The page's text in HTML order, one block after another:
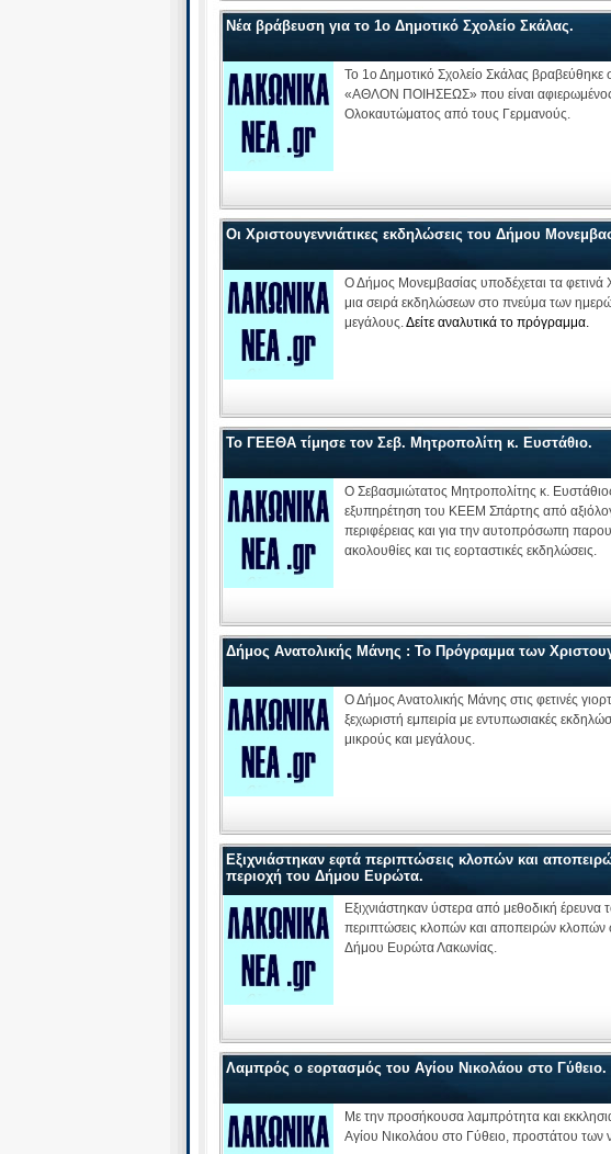
Νέα βράβευση για το 1ο Δημοτικό Σχολείο Σκάλας.
Το 1ο Δημοτικό Σχολείο Σκάλας
«ΑΘΛΟΝ ΠΟΙΗΣΕΩΣ» που είναι
Ολοκαυτώματος από τους Γερμανούς.
Οι Χριστουγεννιάτικες εκδηλώσεις του Δήμου
Ο Δήμος Μονεμβασίας υποδέχεται τα φετινά
μια σειρά εκδηλώσεων στο πνεύμα των
μεγάλους.Δείτε αναλυτικά το πρόγραμμα.
Το ΓΕΕΘΑ τίμησε τον Σεβ. Μητροπολίτη κ. Ευστάθιο.
O Σεβασμιώτατος Μητροπολίτης κ.
εξυπηρέτηση του ΚΕΕΜ Σπάρτης από
περιφέρειας και για την αυτοπρόσωπη
ακολουθίες και τις εορταστικές εκδηλώσεις.
Δήμος Ανατολικής Μάνης : Το Πρόγραμμα των
Ο Δήμος Ανατολικής Μάνης στις φετινές
ξεχωριστή εμπειρία με εντυπωσιακές
μικρούς και μεγάλους.
Εξιχνιάστηκαν εφτά περιπτώσεις κλοπών και
περιοχή του Δήμου Ευρώτα.
Εξιχνιάστηκαν ύστερα από μεθοδική
περιπτώσεις κλοπών και αποπειρών κλοπών
Δήμου Ευρώτα Λακωνίας.
Λαμπρός ο εορτασμός του Αγίου Νικολάου στο Γύθειο.
Με την προσήκουσα λαμπρότητα και
Αγίου Νικολάου στο Γύθειο, προστάτου των